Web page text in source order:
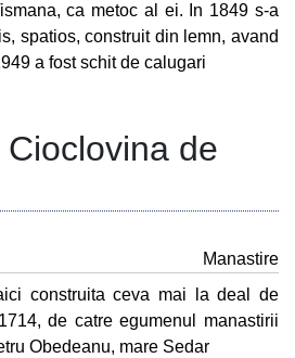
ca metoc al ei. In 1849 s-a
spatios, construit din lemn, avand
a fost schit de calugari
de
Manastire
construita ceva mai la deal de
de catre egumenul manastirii
Obedeanu, mare Sedar